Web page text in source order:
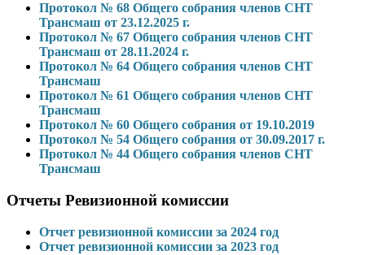
Протокол № 68 Общего собрания членов СНТ
Трансмаш от 23.12.2025 г.
Протокол № 67 Общего собрания членов СНТ
Трансмаш от 28.11.2024 г.
Протокол № 64 Общего собрания членов СНТ
Трансмаш
Протокол № 61 Общего собрания членов СНТ
Трансмаш
Протокол № 60 Общего собрания от 19.10.2019
Протокол № 54 Общего собрания от 30.09.2017 г.
Протокол № 44 Общего собрания членов СНТ
Трансмаш
Отчеты Ревизионной комиссии
Отчет ревизионной комиссии за 2024 год
Отчет ревизионной комиссии за 2023 год